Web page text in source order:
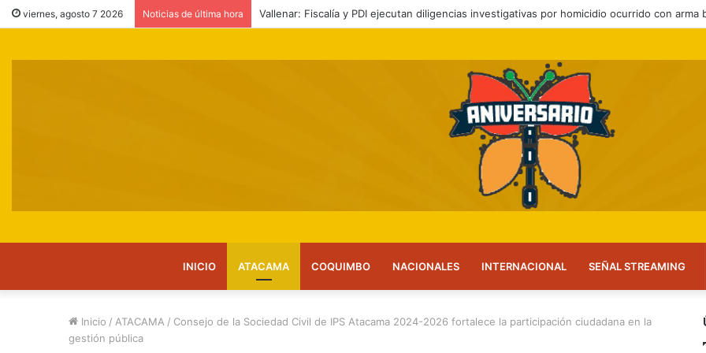
viernes, agosto 7 2026 Noticias de última hora SAG reitera llamado a feriantes a inscribirse ante el servicio
INICIO ATACAMA COQUIMBO NACIONALES INTERNACIONAL SEÑAL STREAMING
Inicio / ATACAMA / Consejo de la Sociedad Civil de IPS Atacama 2024-2026 fortalece la participación ciudadana en la
gestión pública